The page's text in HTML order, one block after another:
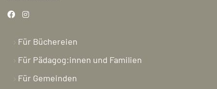
Für Büchereien
Für Pädagog:innen und Familien
Für Gemeinden